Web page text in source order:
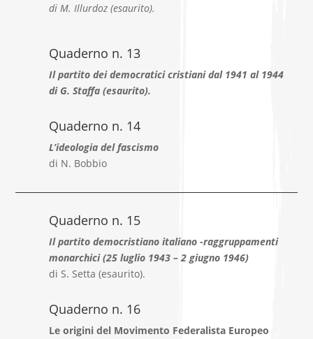
di M. Illurdoz (esaurito).
Quaderno n. 13
Il partito dei democratici cristiani dal 1941 al 1944
di G. Staffa (esaurito).
Quaderno n. 14
L’ideologia del fascismo
di N. Bobbio
Quaderno n. 15
Il partito democristiano italiano -raggruppamenti
monarchici (25 luglio 1943 – 2 giugno 1946)
di S. Setta (esaurito).
Quaderno n. 16
Le origini del Movimento Federalista Europeo